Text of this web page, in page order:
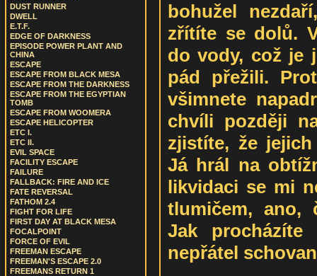
DUST RUNNER
DWELL
E.T.F.
EDGE OF DARKNESS
EPISODE POWER PLANT AND
CHINA
ESCAPE
ESCAPE FROM BLACK MESA
ESCAPE FROM THE DARKNESS
ESCAPE FROM THE EGYPTIAN
TOMB
ESCAPE FROM WOOMERA
ESCAPE HELICOPTER
ETC I.
ETC II.
EVIL SPACE
FACILITY ESCAPE
FAILURE
FALLBACK: FIRE AND ICE
FATE REVERSAL
FATHOM 2.4
FIGHT FOR LIFE
FIRST DAY AT BLACK MESA
FOCALPOINT
FORCE OF EVIL
FREEMAN ESCAPE
FREEMAN'S ESCAPE 2.0
FREEMANS RETURN 1
bohužel
zřítíte se dolů.
do vody, což je
pád přežili.
všimnete
chvíli později
zjistíte, že
Já hrál na
likvidaci se mi
tlumičem, ano,
Jak
nepřátel